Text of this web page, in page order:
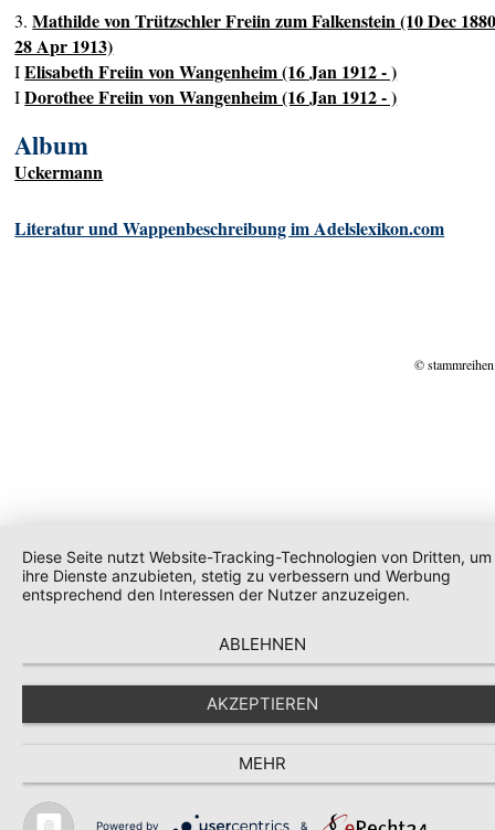
3.Mathilde von Trützschler Freiin zum Falkenstein (10 Dec
28 Apr 1913)
IElisabeth Freiin von Wangenheim (16 Jan 1912 - )
IDorothee Freiin von Wangenheim (16 Jan 1912 - )
Album
Uckermann
Literatur und Wappenbeschreibung im Adelslexikon.com
©
Diese Seite nutzt Website-Tracking-Technologien von Dritten, um
ihre Dienste anzubieten, stetig zu verbessern und Werbung
entsprechend den Interessen der Nutzer anzuzeigen.
ABLEHNEN
AKZEPTIEREN
MEHR
Powered by &